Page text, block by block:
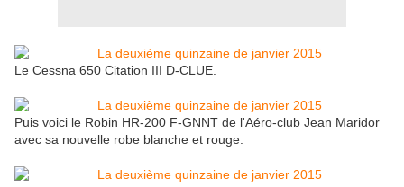
Le Cessna 650 Citation III D-CLUE.
Puis voici le Robin HR-200 F-GNNT de l'Aéro-club Jean Maridor
avec sa nouvelle robe blanche et rouge.